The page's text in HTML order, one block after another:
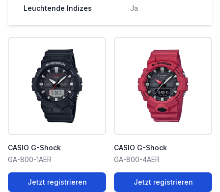
Leuchtende Indizes Ja
CASIO G-Shock
GA-800-1AER
Jetzt registrieren
CASIO G-Shock
GA-800-4AER
Jetzt registrieren